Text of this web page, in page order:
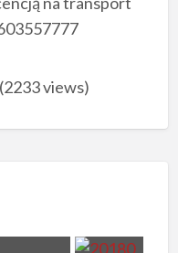
(2233 views)